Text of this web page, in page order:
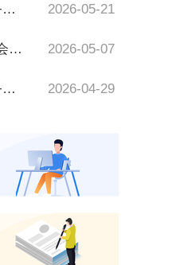
5月21日区政府第54次常务会议召开 2026-05-21
5月7日区政府第53次常务会议召开 2026-05-07
4月28日区政府第52次常务会议召开 2026-04-29